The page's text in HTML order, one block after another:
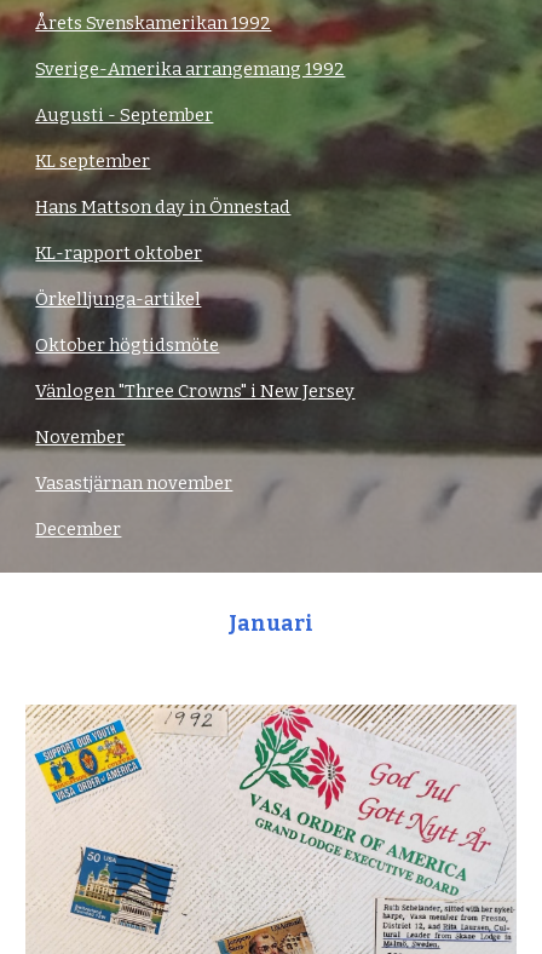
Årets Svenskamerikan 1992
Sverige-Amerika arrangemang 1992
Augusti - September
KL september
Hans Mattson day in Önnestad
KL-rapport oktober
Örkelljunga-artikel
Oktober högtidsmöte
Vänlogen "Three Crowns" i New Jersey
November
Vasastjärnan november
December
Januari